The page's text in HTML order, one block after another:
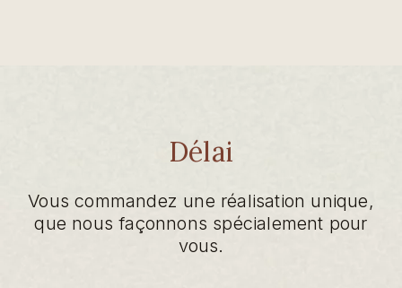
Délai
Vous commandez une réalisation unique,
que nous façonnons spécialement pour
vous.